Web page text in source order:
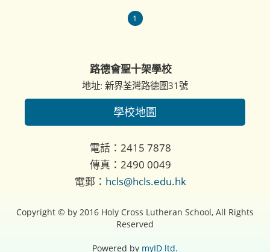
1
路德會聖十架學校
地址: 新界荃灣路德圍31號
學校地圖
電話：2415 7878
傳真：2490 0049
電郵： hcls@hcls.edu.hk
Copyright © by 2016 Holy Cross Lutheran School, All Rights
Reserved
Powered by myID ltd.